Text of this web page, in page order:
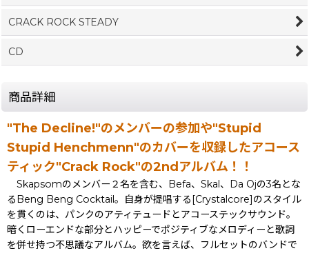
CRACK ROCK STEADY
CD
商品詳細
"The Decline!"のメンバーの参加や"Stupid
Stupid Henchmenn"のカバーを収録したアコース
ティック"Crack Rock"の2ndアルバム！！
Skapsomのメンバー２名を含む、Befa、Skal、Da Ojの3名とな
るBeng Beng Cocktail。自身が提唱する[Crystalcore]のスタイル
を貫くのは、パンクのアティテュードとアコーステックサウンド。
暗くローエンドな部分とハッピーでポジティブなメロディーと歌詞
を併せ持つ不思議なアルバム。欲を言えば、フルセットのバンドで